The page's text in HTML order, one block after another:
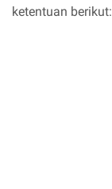
ketentuan berikut: